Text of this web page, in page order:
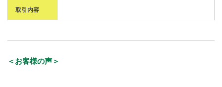
取引内容
＜お客様の声＞